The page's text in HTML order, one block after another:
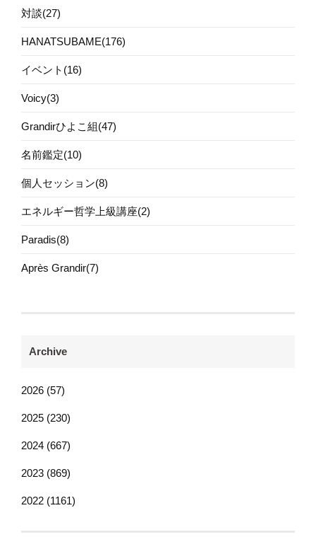
対談(27)
HANATSUBAME(176)
イベント(16)
Voicy(3)
Grandirひよこ組(47)
名前鑑定(10)
個人セッション(8)
エネルギー哲学上級講座(2)
Paradis(8)
Après Grandir(7)
Archive
2026 (57)
2025 (230)
2024 (667)
2023 (869)
2022 (1161)